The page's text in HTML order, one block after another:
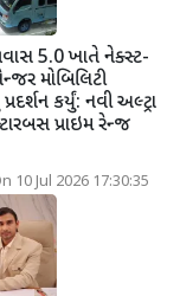
5.0 ખાતે નેક્સ્ટ-
મોબિલિટી
કર્યું: નવી અલ્ટ્રા
પ્રાઇમ રેન્જ
10 Jul 2026 17:30:35